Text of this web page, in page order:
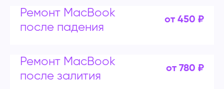
Ремонт MacBook
после падения
от 450 ₽
Ремонт MacBook
после залития
от 780 ₽